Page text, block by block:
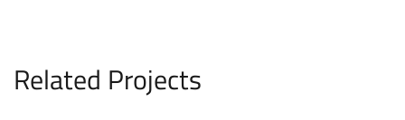
Related Projects
Hotel Ruby Bea